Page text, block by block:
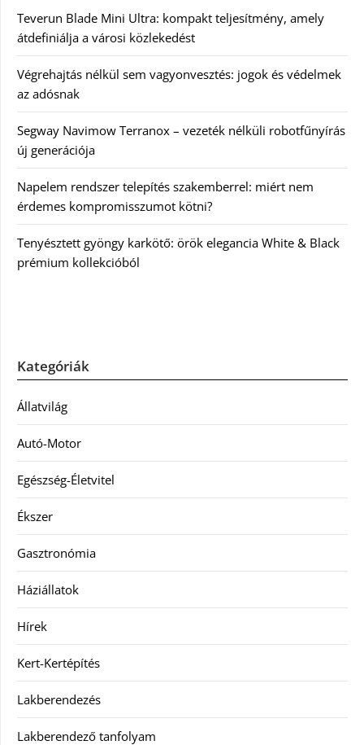
Teverun Blade Mini Ultra: kompakt teljesítmény, amely
átdefiniálja a városi közlekedést
Végrehajtás nélkül sem vagyonvesztés: jogok és védelmek
az adósnak
Segway Navimow Terranox – vezeték nélküli robotfűnyírás
új generációja
Napelem rendszer telepítés szakemberrel: miért nem
érdemes kompromisszumot kötni?
Tenyésztett gyöngy karkötő: örök elegancia White & Black
prémium kollekcióból
Kategóriák
Állatvilág
Autó-Motor
Egészség-Életvitel
Ékszer
Gasztronómia
Háziállatok
Hírek
Kert-Kertépítés
Lakberendezés
Lakberendező tanfolyam